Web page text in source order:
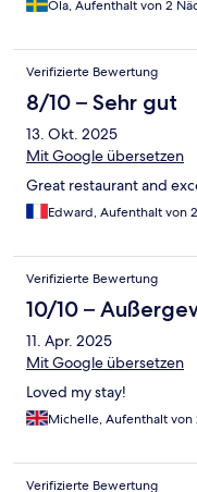
Ola, Aufenthalt von 2
Verifizierte Bewertung
8/10 – Sehr gut
13. Okt. 2025
Mit Google übersetzen
Great restaurant and
Edward, Aufenthalt von
Verifizierte Bewertung
10/10 –
11. Apr. 2025
Mit Google übersetzen
Loved my stay!
Michelle, Aufenthalt von
Verifizierte Bewertung